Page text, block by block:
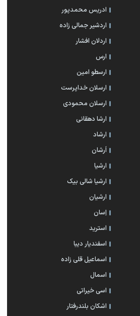
ادریس محمدپور
اردشیر جمالی زاده
اردلان افشار
ارس
ارسطو امین
ارسلان خداپرست
ارسلان محمودی
ارشا دهقانی
ارشاد
اَرشان
ارشیا
ارشیا شالی بیک
ارشیان
اِسان
استرید
اسفندیار دیبا
اسماعیل قلی زاده
اسمال
اسی خیراتی
اشکان بلندرفتار